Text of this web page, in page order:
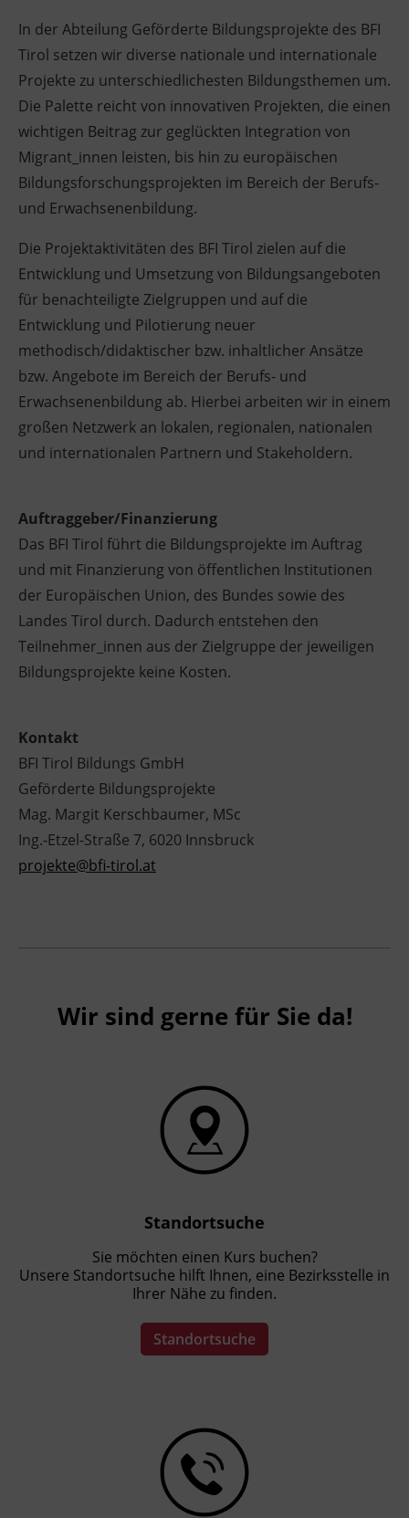
In der Abteilung Geförderte Bildungsprojekte des BFI
Tirol setzen wir diverse nationale und internationale
Projekte zu unterschiedlichesten Bildungsthemen um.
Die Palette reicht von innovativen Projekten, die einen
wichtigen Beitrag zur geglückten Integration von
Migrant_innen leisten, bis hin zu europäischen
Bildungsforschungsprojekten im Bereich der Berufs-
und Erwachsenenbildung.
Die Projektaktivitäten des BFI Tirol zielen auf die
Entwicklung und Umsetzung von Bildungsangeboten
für benachteiligte Zielgruppen und auf die
Entwicklung und Pilotierung neuer
methodisch/didaktischer bzw. inhaltlicher Ansätze
bzw. Angebote im Bereich der Berufs- und
Erwachsenenbildung ab. Hierbei arbeiten wir in einem
großen Netzwerk an lokalen, regionalen, nationalen
und internationalen Partnern und Stakeholdern.
Auftraggeber/Finanzierung
Das BFI Tirol führt die Bildungsprojekte im Auftrag
und mit Finanzierung von öffentlichen Institutionen
der Europäischen Union, des Bundes sowie des
Landes Tirol durch. Dadurch entstehen den
Teilnehmer_innen aus der Zielgruppe der jeweiligen
Bildungsprojekte keine Kosten.
Kontakt
BFI Tirol Bildungs GmbH
Geförderte Bildungsprojekte
Mag. Margit Kerschbaumer, MSc
Ing.-Etzel-Straße 7, 6020 Innsbruck
projekte@bfi-tirol.at
Wir sind gerne für Sie da!
Standortsuche
Sie möchten einen Kurs buchen?
Unsere Standortsuche hilft Ihnen, eine Bezirksstelle in
Ihrer Nähe zu finden.
Standortsuche